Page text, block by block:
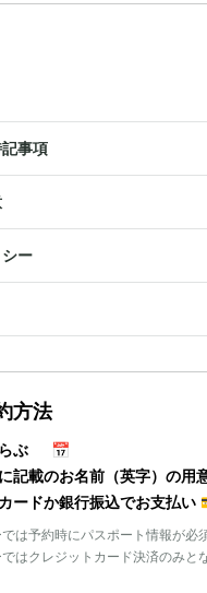
事項
ー
方法
らぶ
📅
記載のお名前（英字）の用
ードか銀行振込でお支払い
予約時にパスポート情報が必須
クレジットカード決済のみとな